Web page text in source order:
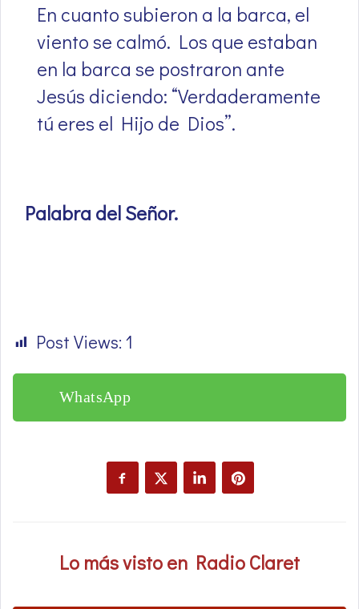
En cuanto subieron a la barca, el
viento se calmó. Los que estaban
en la barca se postraron ante
Jesús diciendo: “Verdaderamente
tú eres el Hijo de Dios”.
Palabra del Señor.
Post Views: 1
WhatsApp
Lo más visto en Radio Claret